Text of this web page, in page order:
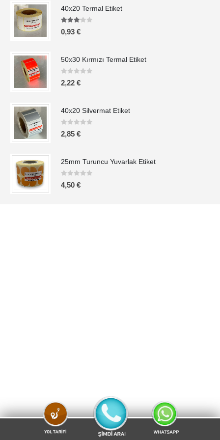
40x20 Termal Etiket
3.00out of 5
0,93 €
50x30 Kırmızı Termal Etiket
0 out of 5
2,22 €
40x20 Silvermat Etiket
0 out of 5
2,85 €
25mm Turuncu Yuvarlak Etiket
0 out of 5
4,50 €